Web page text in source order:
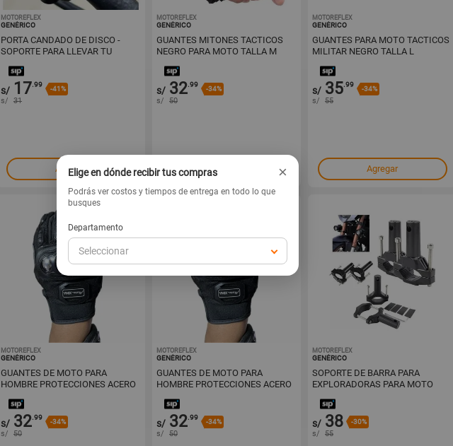
MOTOREFLEX
GENÉRICO
PORTA CANDADO DE DISCO -
SOPORTE PARA LLEVAR TU
s/ 17.99
-41%
s/ 31
Agregar
MOTOREFLEX
GENÉRICO
GUANTES MITONES TACTICOS
NEGRO PARA MOTO TALLA M
s/ 32.99
-34%
s/ 50
Agregar
MOTOREFLEX
GENÉRICO
GUANTES PARA MOTO TACTICOS
MILITAR NEGRO TALLA L
s/ 35.99
-34%
s/ 55
Agregar
MOTOREFLEX
GENÉRICO
GUANTES DE MOTO PARA
HOMBRE PROTECCIONES ACERO
s/ 32.99
-34%
s/ 50
MOTOREFLEX
GENÉRICO
GUANTES DE MOTO PARA
HOMBRE PROTECCIONES ACERO
s/ 32.99
-34%
s/ 50
MOTOREFLEX
GENÉRICO
SOPORTE DE BARRA PARA
EXPLORADORAS PARA MOTO
s/ 38 -30%
s/ 55
Elige en dónde recibir tus compras ×
Podrás ver costos y tiempos de entrega en todo lo que
busques
Departamento
Seleccionar